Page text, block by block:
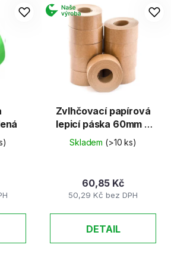
Zvlhčovací papírová
lepicí páska 60mm x
50m
Skladem (>10 ks)
50,29 Kč bez DPH
60,85 Kč
DETAIL